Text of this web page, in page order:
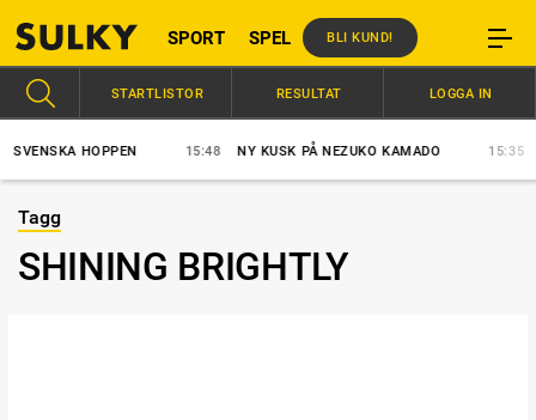
SPORT SPEL BLI KUND!
HOPPEN 15:48 NY KUSK PÅ NEZUKO KAMADO 15:35 ST
STARTLISTOR RESULTAT LOGGA IN
Tagg
SHINING BRIGHTLY